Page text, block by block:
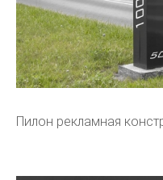
Пилон рекламная